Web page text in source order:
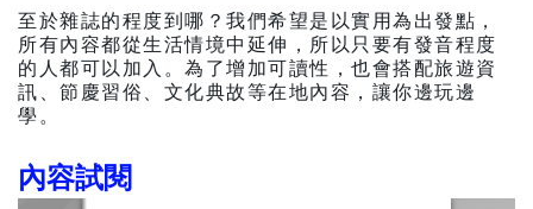
至於雜誌的程度到哪？我們希望是以實用為出發點，
所有內容都從生活情境中延伸，所以只要有發音程度
的人都可以加入。為了增加可讀性，也會搭配旅遊資
訊、節慶習俗、文化典故等在地內容，讓你邊玩邊
學。
內容試閱